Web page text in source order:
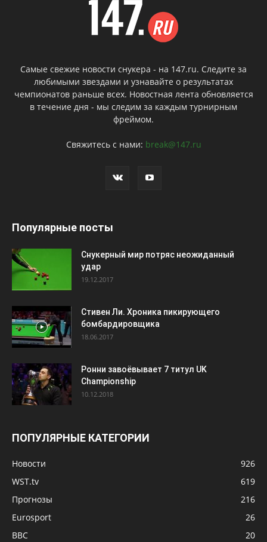
Самые свежие новости снукера - на 147.ru. Следите за
любимыми звездами и узнавайте о результатах
чемпионатов раньше всех. Новостная лента обновляется
в течение дня - мы следим за каждым турнирным
фреймом.
Свяжитесь с нами: break@147.ru
Популярные посты
Снукерный мир потряс неожиданный
удар
19.12.2017
Стивен Ли. Хроника пикирующего
бомбардировщика
18.06.2017
Ронни завоёвывает 7 титул UK
Championship
10.12.2018
ПОПУЛЯРНЫЕ КАТЕГОРИИ
Новости
926
WST.tv
619
Прогнозы
216
Eurosport
26
BBC
20